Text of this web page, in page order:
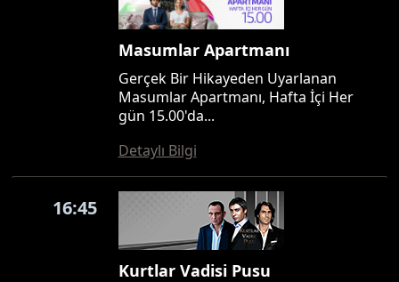
Masumlar Apartmanı
Gerçek Bir Hikayeden Uyarlanan
Masumlar Apartmanı, Hafta İçi Her
gün 15.00'da...
Detaylı Bilgi
16:45
Kurtlar Vadisi Pusu